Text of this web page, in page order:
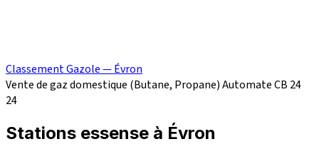
Classement Gazole — Évron
Vente de gaz domestique (Butane, Propane)Automate CB 24
24
Stations essense à Évron